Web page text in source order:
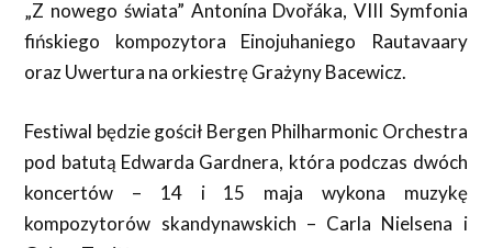
„Z nowego świata” Antonína Dvořáka, VIII Symfonia
fińskiego kompozytora Einojuhaniego Rautavaary
oraz Uwertura na orkiestrę Grażyny Bacewicz.
Festiwal będzie gościł Bergen Philharmonic Orchestra
pod batutą Edwarda Gardnera, która podczas dwóch
koncertów – 14 i 15 maja wykona muzykę
kompozytorów skandynawskich – Carla Nielsena i